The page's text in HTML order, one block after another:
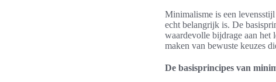
Minimalisme is een
echt belangrijk is. De
waardevolle bijdrage aan het
maken van bewuste keuzes
De basisprincipes van